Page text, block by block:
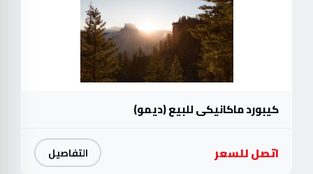
كيبورد ماكانيكي للبيع (ديمو)
اتصل للسعر التفاصيل